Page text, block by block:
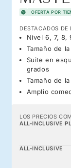
OFERTA POR
DESTACADOS DE
Nivel 6, 7, 8,
Tamaño de
Suite en
grados
Tamaño de
Amplio
LOS PRECIOS
ALL-INCLUSIVE
ALL-INCLUSIVE